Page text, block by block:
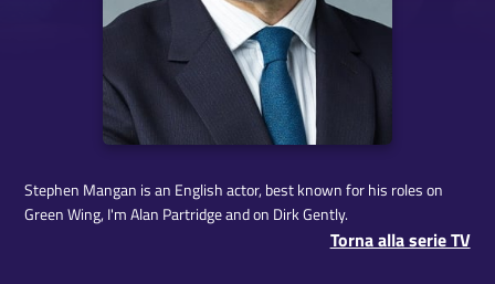
Stephen Mangan is an English actor, best known for his roles on
Green Wing, I'm Alan Partridge and on Dirk Gently.
Torna alla serie TV